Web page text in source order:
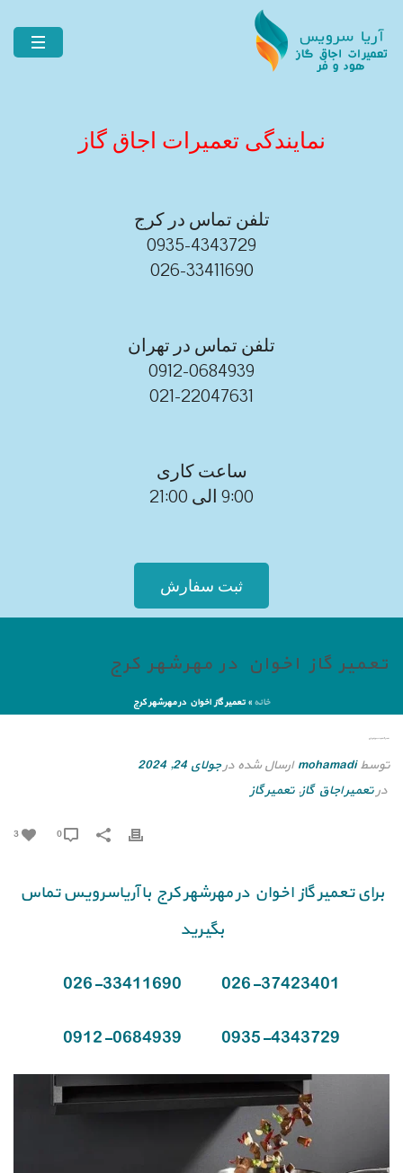
نمایندگی تعمیرات اجاق گاز
تلفن تماس در کرج
0935-4343729
026-33411690
تلفن تماس در تهران
0912-0684939
021-22047631
ساعت کاری
9:00 الی 21:00
ثبت سفارش
تعمیر گاز اخوان در مهرشهر کرج
خانه » تعمیر گاز اخوان در مهرشهر کرج
تعمیر گاز اخوان در مهرشهر کرج
توسطmohamadiارسال شده درجولای 24, 2024
درتعمیر اجاق گاز,تعمیر گاز
3
برای تعمیر گاز اخوان در مهرشهر کرج با آریاسرویس تماس
بگیرید
026-37423401
026-33411690
0935-4343729
0912-0684939